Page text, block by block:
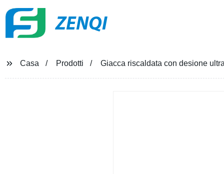
ZENQI
Casa Prodotti Giacca riscaldata con desione